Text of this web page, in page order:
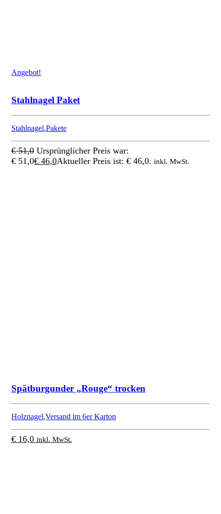
Angebot!
Stahlnagel Paket
Stahlnagel,Pakete
€51,0 Ursprünglicher Preis war:
€ 51,0€ 46,0Aktueller Preis ist: € 46,0. inkl. MwSt.
Spätburgunder „Rouge“ trocken
Holznagel,Versand im 6er Karton
€ 16,0 inkl. MwSt.